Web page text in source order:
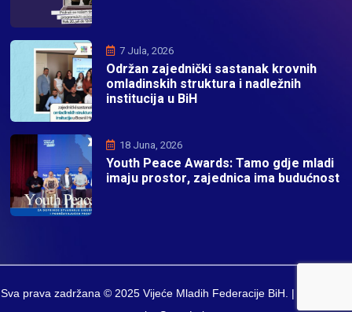
7 Jula, 2026
Održan zajednički sastanak krovnih
omladinskih struktura i nadležnih
institucija u BiH
18 Juna, 2026
Youth Peace Awards: Tamo gdje mladi
imaju prostor, zajednica ima budućnost
Sva prava zadržana © 2025 Vijeće Mladih Federacije BiH. | Developed